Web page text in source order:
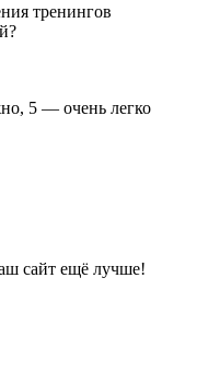
тренингов
5 — очень легко
сайт ещё лучше!